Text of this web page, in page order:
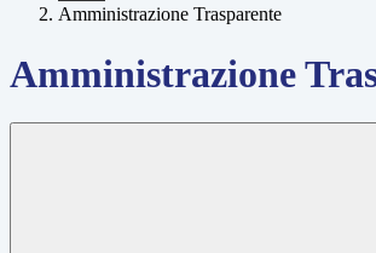
Amministrazione Trasparente
Amministrazione